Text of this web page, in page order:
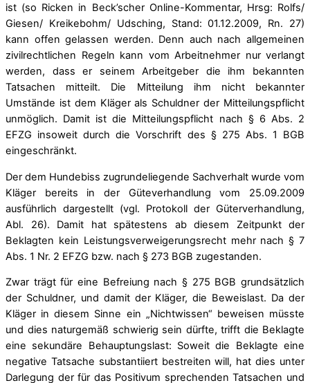
ist (so Ricken in Beck’scher Online-Kommentar, Hrsg: Rolfs/
Giesen/ Kreikebohm/ Udsching, Stand: 01.12.2009, Rn. 27)
kann offen gelassen werden. Denn auch nach allgemeinen
zivilrechtlichen Regeln kann vom Arbeitnehmer nur verlangt
werden, dass er seinem Arbeitgeber die ihm bekannten
Tatsachen mitteilt. Die Mitteilung ihm nicht bekannter
Umstände ist dem Kläger als Schuldner der Mitteilungspflicht
unmöglich. Damit ist die Mitteilungspflicht nach § 6 Abs. 2
EFZG insoweit durch die Vorschrift des § 275 Abs. 1 BGB
eingeschränkt.
Der dem Hundebiss zugrundeliegende Sachverhalt wurde vom
Kläger bereits in der Güteverhandlung vom 25.09.2009
ausführlich dargestellt (vgl. Protokoll der Güterverhandlung,
Abl. 26). Damit hat spätestens ab diesem Zeitpunkt der
Beklagten kein Leistungsverweigerungsrecht mehr nach § 7
Abs. 1 Nr. 2 EFZG bzw. nach § 273 BGB zugestanden.
Zwar trägt für eine Befreiung nach § 275 BGB grundsätzlich
der Schuldner, und damit der Kläger, die Beweislast. Da der
Kläger in diesem Sinne ein „Nichtwissen“ beweisen müsste
und dies naturgemäß schwierig sein dürfte, trifft die Beklagte
eine sekundäre Behauptungslast: Soweit die Beklagte eine
negative Tatsache substantiiert bestreiten will, hat dies unter
Darlegung der für das Positivum sprechenden Tatsachen und